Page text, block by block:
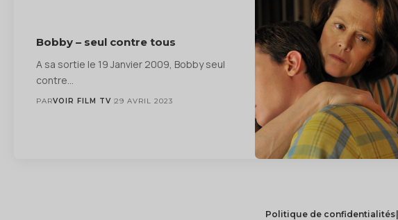
Bobby – seul contre tous
A sa sortie le 19 Janvier 2009, Bobby seul
contre…
PARVOIR FILM TV 29 AVRIL 2023
Politique de confidentialités|